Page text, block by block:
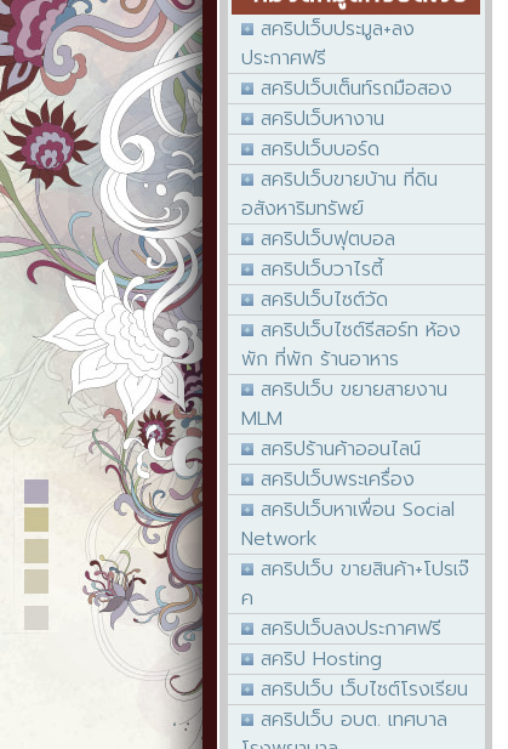
สคริปเว็บประมูล+ลง
ประกาศฟรี
สคริปเว็บเต็นท์รถมือสอง
สคริปเว็บหางาน
สคริปเว็บบอร์ด
สคริปเว็บขายบ้าน ที่ดิน
อสังหาริมทรัพย์
สคริปเว็บฟุตบอล
สคริปเว็บวาไรตี้
สคริปเว็บไซต์วัด
สคริปเว็บไซต์รีสอร์ท ห้อง
พัก ที่พัก ร้านอาหาร
สคริปเว็บ ขยายสายงาน
MLM
สคริปร้านค้าออนไลน์
สคริปเว็บพระเครื่อง
สคริปเว็บหาเพื่อน Social
Network
สคริปเว็บ ขายสินค้า+โปรเจ๊
ค
สคริปเว็บลงประกาศฟรี
สคริป Hosting
สคริปเว็บ เว็บไซต์โรงเรียน
สคริปเว็บ อบต. เทศบาล